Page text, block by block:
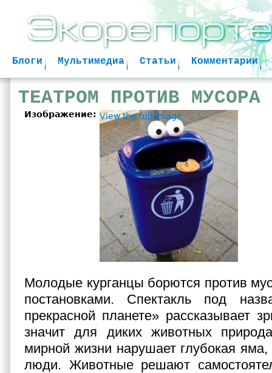
Комментарии
Статьи
Мультимедиа
Блоги
ТЕАТРОМ ПРОТИВ МУСОРА
Изображение: View the full image
Молодые курганцы борются против
постановками. Спектакль под
прекрасной планете» рассказывает
значит для диких животных
мирной жизни нарушает глубокая
люди. Животные решают